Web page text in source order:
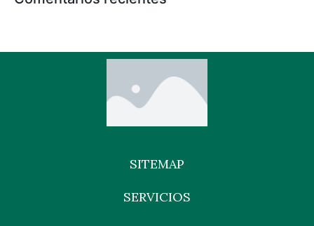
SITEMAP
SERVICIOS